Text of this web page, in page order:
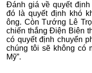
Đánh giá về quyết
đó là quyết định khó
ông. Còn Tướng Lê
chiến thắng Điện Biên
có quyết định chuyển
chúng tôi sẽ không có
Mỹ”.